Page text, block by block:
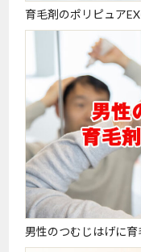
育毛剤のポリピュア
男性のつむじはげに